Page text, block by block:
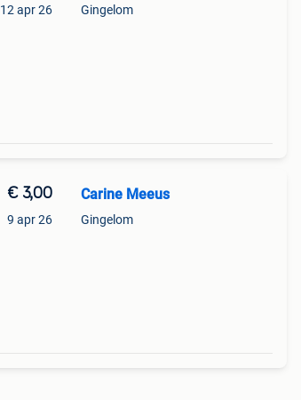
12 apr 26 Gingelom
€ 3,00
9 apr 26
Carine Meeus
Gingelom